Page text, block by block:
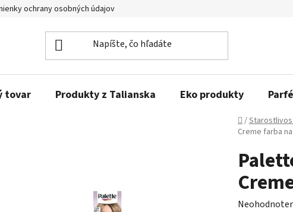
ochrany osobných údajov
tovar Produkty z Talianska Eko produkty
Domov
/
Creme farba
Priemerné